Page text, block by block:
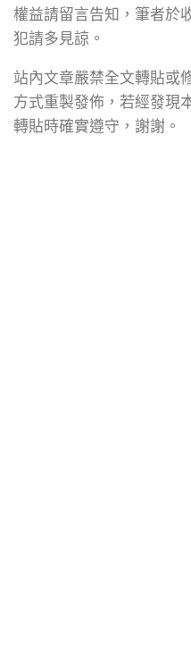
權益請留言告知，筆者於
犯請多見諒。
站內文章嚴禁全文轉貼或
方式重製發佈，若經發現
轉貼時確實遵守，謝謝。